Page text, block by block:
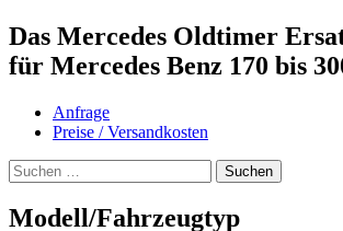
Das Mercedes Oldtimer
für Mercedes Benz 170 bis
Anfrage
Preise / Versandkosten
Suchen
nach:
Modell/Fahrzeugtyp